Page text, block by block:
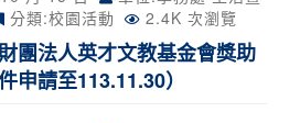
分類:校園活動 2.4K 次瀏覽
團法人英才文教基金會獎助
申請至113.11.30）